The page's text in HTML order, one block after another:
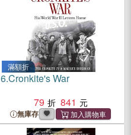
滿額折
6.Cronkite's War
79
841
無庫存